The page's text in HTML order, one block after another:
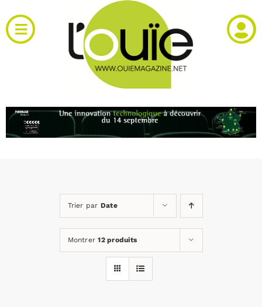
au
contenu
Toggle
Navigation
RH et emploi
Trier par Date
Montrer12 produits